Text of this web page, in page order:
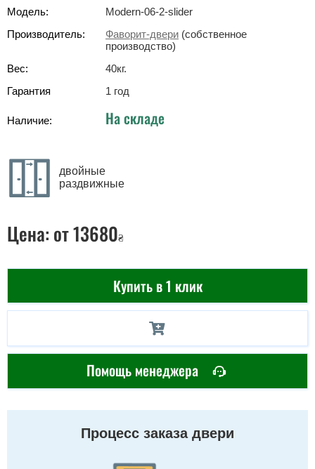
Модель:
Modern-06-2-slider
Производитель:
Фаворит-двери (собственное
производство)
Вес:
40кг.
Гарантия
1 год
Наличие: На складе
двойные
раздвижные
Цена: от 13680₴
Купить в 1 клик
Помощь менеджера
Процесс заказа двери